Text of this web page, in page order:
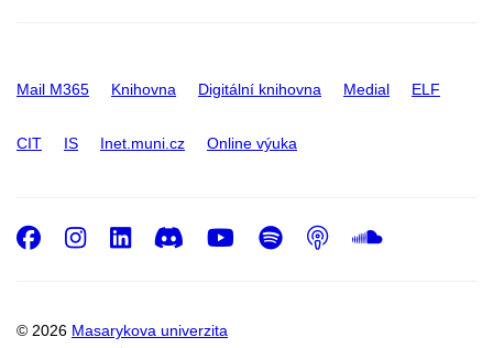
Mail M365 Knihovna Digitální knihovna Medial ELF
CIT IS Inet.muni.cz Online výuka
© 2026 Masarykova univerzita
Facebook
Instagram
LinkedIn
DiscordYoutube
Spotify
Podcast